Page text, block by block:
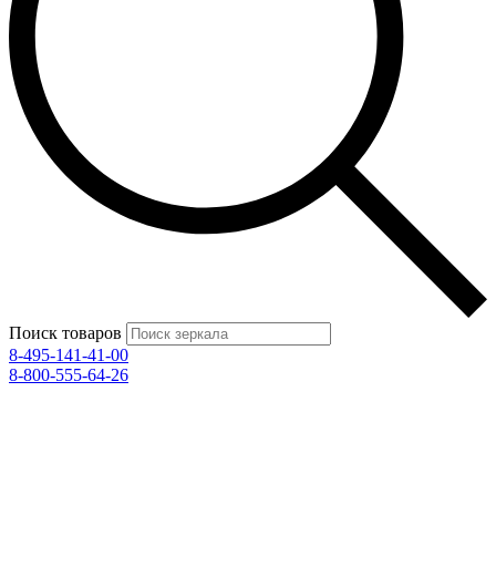
Поиск товаров
8-495-141-41-00
8-800-555-64-26